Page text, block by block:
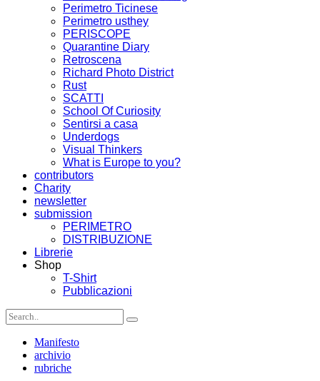
Perimetro Ticinese
Perimetro usthey
PERISCOPE
Quarantine Diary
Retroscena
Richard Photo District
Rust
SCATTI
School Of Curiosity
Sentirsi a casa
Underdogs
Visual Thinkers
What is Europe to you?
contributors
Charity
newsletter
submission
PERIMETRO
DISTRIBUZIONE
Librerie
Shop
T-Shirt
Pubblicazioni
Manifesto
archivio
rubriche